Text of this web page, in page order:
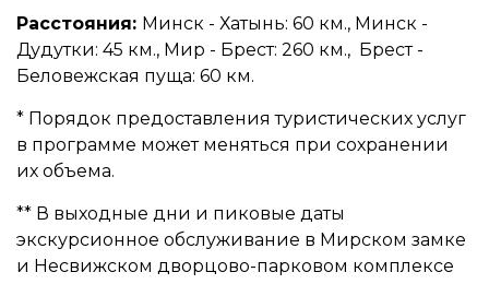
Расстояния: Минск - Хатынь: 60 км., Минск -
Дудутки: 45 км., Мир - Брест: 260 км., Брест -
Беловежская пуща: 60 км.
* Порядок предоставления туристических услуг
в программе может меняться при сохранении
их объема.
** В выходные дни и пиковые даты
экскурсионное обслуживание в Мирском замке
и Несвижском дворцово-парковом комплексе